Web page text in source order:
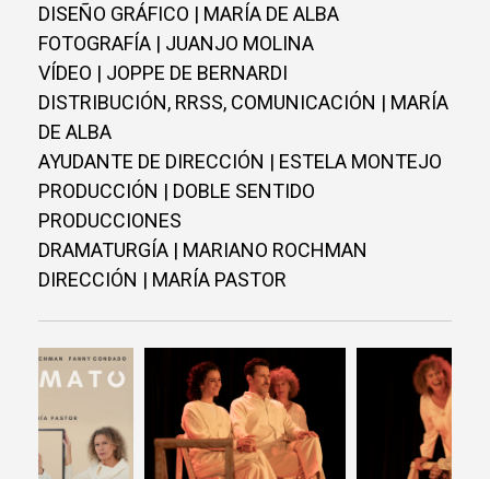
DISEÑO GRÁFICO | MARÍA DE ALBA
FOTOGRAFÍA | JUANJO MOLINA
VÍDEO | JOPPE DE BERNARDI
DISTRIBUCIÓN, RRSS, COMUNICACIÓN | MARÍA
DE ALBA
AYUDANTE DE DIRECCIÓN | ESTELA MONTEJO
PRODUCCIÓN | DOBLE SENTIDO
PRODUCCIONES
DRAMATURGÍA | MARIANO ROCHMAN
DIRECCIÓN | MARÍA PASTOR